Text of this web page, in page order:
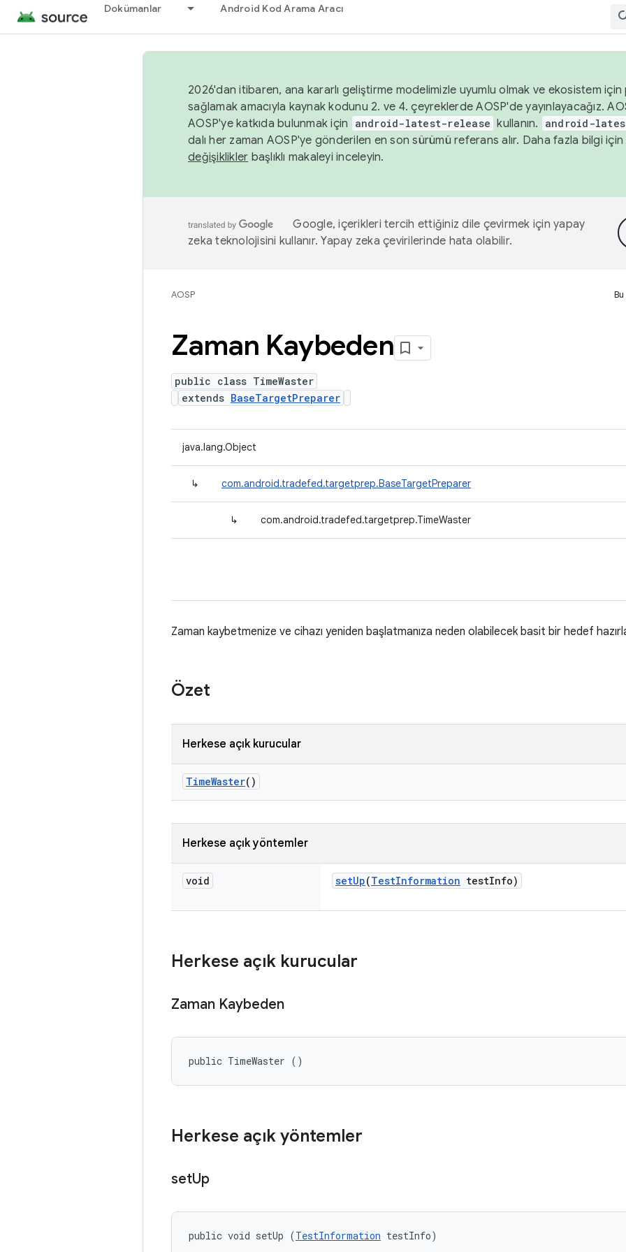
Dokümanlar Android Kod Arama Aracı
2026'dan itibaren, ana kararlı geliştirme modelimizle uyumlu olmak ve ekosistem için
sağlamak amacıyla kaynak kodunu 2. ve 4. çeyreklerde AOSP'de yayınlayacağız.
AOSP'ye katkıda bulunmak için
android-latest-release kullanın. android-
dalı her zaman AOSP'ye gönderilen en son sürümü referans alır. Daha fazla bilgi için
değişiklikler başlıklı makaleyi inceleyin.
Google, içerikleri tercih ettiğiniz dile çevirmek için yapay
zeka teknolojisini kullanır. Yapay zeka çevirilerinde hata olabilir.
AOSP
Zaman Kaybeden
public class TimeWaster
extends BaseTargetPreparer
java.lang.Object
↳ com.android.tradefed.targetprep.BaseTargetPreparer
↳ com.android.tradefed.targetprep.TimeWaster
Zaman kaybetmenize ve cihazı yeniden başlatmanıza neden olabilecek basit bir hedef
Özet
Herkese açık kurucular
TimeWaster()
Herkese açık yöntemler
void setUp(TestInformation testInfo)
Herkese açık kurucular
Zaman Kaybeden
public TimeWaster ()
Herkese açık yöntemler
setUp
public void setUp (TestInformation testInfo)